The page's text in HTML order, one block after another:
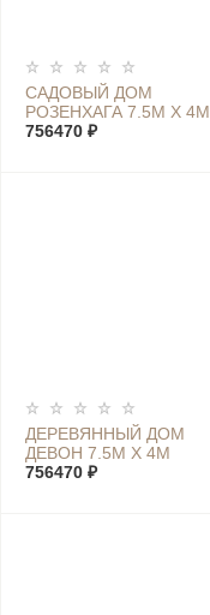
САДОВЫЙ ДОМ
РОЗЕНХАГА 7.5М Х 4М
756470 ₽
ДЕРЕВЯННЫЙ ДОМ
ДЕВОН 7.5М Х 4М
756470 ₽